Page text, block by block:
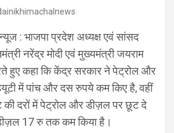
: भाजपा प्रदेश अध्यक्ष एवं सांसद
नरेंद्र मोदी एवं मुख्यमंत्री जयराम
हुए कहा कि केंद्र सरकार ने पेट्रोल और
में पांच और दस रुपये कम किए है, वहीं
की दरों में पेट्रोल और डीज़ल पर छूट दे
17 रु तक कम किया है।